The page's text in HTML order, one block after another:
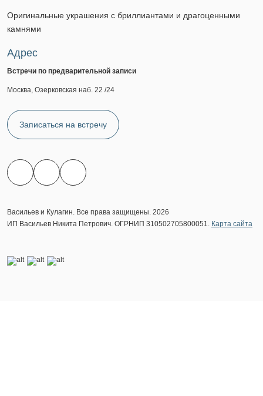
Оригинальные украшения с бриллиантами и драгоценными
камнями
Адрес
Встречи по предварительной записи
Москва, Озерковская наб. 22 /24
Записаться на встречу
Васильев и Кулагин. Все права защищены. 2026
ИП Васильев Никита Петрович. ОГРНИП 310502705800051. Карта сайта